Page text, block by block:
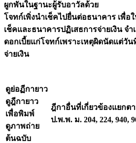
ผูกพันในฐานะผู้รับอาวัลด้วย
โจทก์เพิ่งนำเช็คไปยื่นต่อธนาคาร เพื่อ
เช็คและธนาคารปฏิเสธการจ่ายเงิน จำ
ดอกเบี้ยแก่โจทก์เพราะเหตุผิดนัดแต่วั
จ่ายเงิน
ดูย่อฏีกายาว
ดูฎีกายาว
เพื่อพิมพ์
ดูภาพถ่าย
ต้นฉบับ
ฎีกาอื่นที่เกี่ยวข้องแยกต
ป.พ.พ. ม. 204, 224, 940,